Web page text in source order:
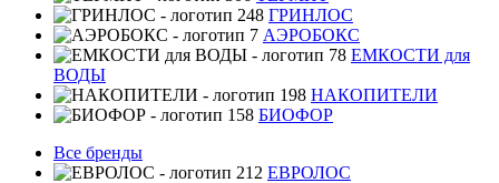
ГРИНЛОС
АЭРОБОКС
ЕМКОСТИ для
ВОДЫ
НАКОПИТЕЛИ
БИОФОР
Все бренды
ЕВРОЛОС